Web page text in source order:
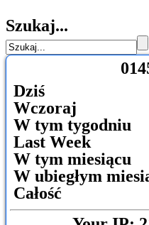
Szukaj...
014
Dziś
Wczoraj
W tym tygodniu
Last Week
W tym miesiącu
W ubiegłym
Całość